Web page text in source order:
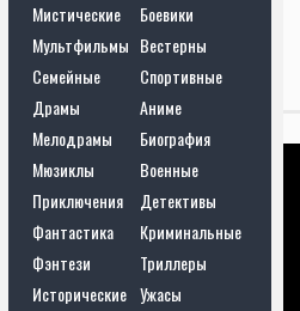
Мистические
Боевики
Мультфильмы Вестерны
Семейные
Спортивные
Драмы
Аниме
Мелодрамы
Биография
Мюзиклы
Военные
Приключения
Детективы
Фантастика
Криминальные
Фэнтези
Триллеры
Исторические Ужасы